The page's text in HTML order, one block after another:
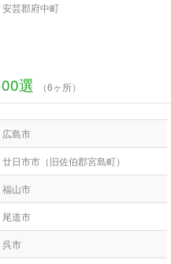
安芸郡府中町
選 （6ヶ所）
広島市
廿日市市（旧佐伯郡宮島町）
福山市
尾道市
呉市